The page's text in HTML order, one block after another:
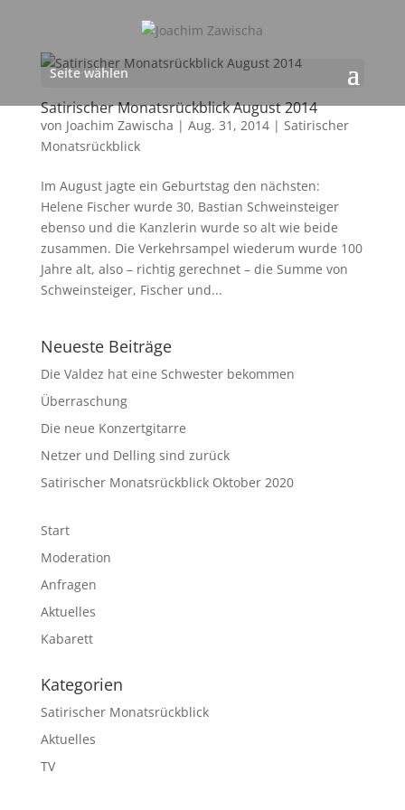
Seite wählen
Satirischer Monatsrückblick August 2014
von Joachim Zawischa | Aug. 31, 2014| Satirischer
Monatsrückblick
Im August jagte ein Geburtstag den nächsten:
Helene Fischer wurde 30, Bastian Schweinsteiger
ebenso und die Kanzlerin wurde so alt wie beide
zusammen. Die Verkehrsampel wiederum wurde 100
Jahre alt, also – richtig gerechnet – die Summe von
Schweinsteiger, Fischer und...
Neueste Beiträge
Die Valdez hat eine Schwester bekommen
Überraschung
Die neue Konzertgitarre
Netzer und Delling sind zurück
Satirischer Monatsrückblick Oktober 2020
Start
Moderation
Anfragen
Aktuelles
Kabarett
Kategorien
Satirischer Monatsrückblick
Aktuelles
TV